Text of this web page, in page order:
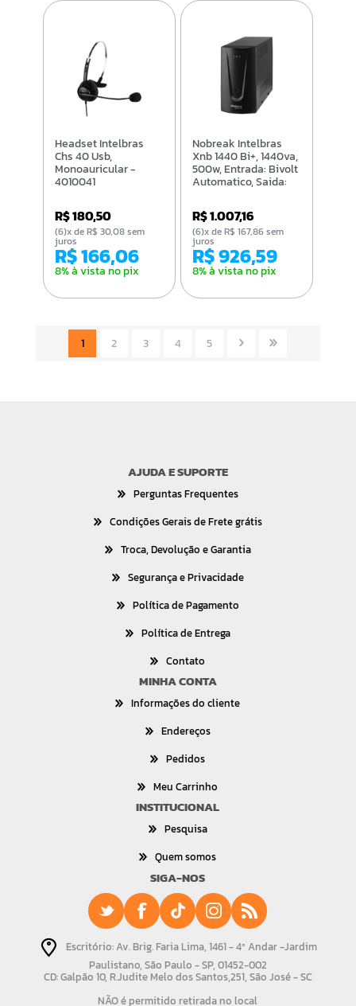
Headset Intelbras
Chs 40 Usb,
Monoauricular -
4010041
R$ 180,50
R$ 166,06
8% à vista no pix
(6)x de R$ 30,08 sem
juros
Nobreak Intelbras
Xnb 1440 Bi+, 1440va,
500w, Entrada: Bivolt
Automatico, Saida:
R$ 1.007,16
R$ 926,59
8% à vista no pix
(6)x de R$ 167,86 sem
juros
1 2 3 4 5
AJUDA E SUPORTE
Perguntas Frequentes
Condições Gerais de Frete grátis
Troca, Devolução e Garantia
Segurança e Privacidade
Política de Pagamento
Política de Entrega
Contato
MINHA CONTA
Informações do cliente
Endereços
Pedidos
Meu Carrinho
INSTITUCIONAL
Pesquisa
Quem somos
SIGA-NOS
Escritório: Av. Brig. Faria Lima, 1461 - 4º Andar -Jardim
Paulistano, São Paulo - SP, 01452-002
CD: Galpão 10, R.Judite Melo dos Santos,251, São José - SC
NÃO é permitido retirada no local